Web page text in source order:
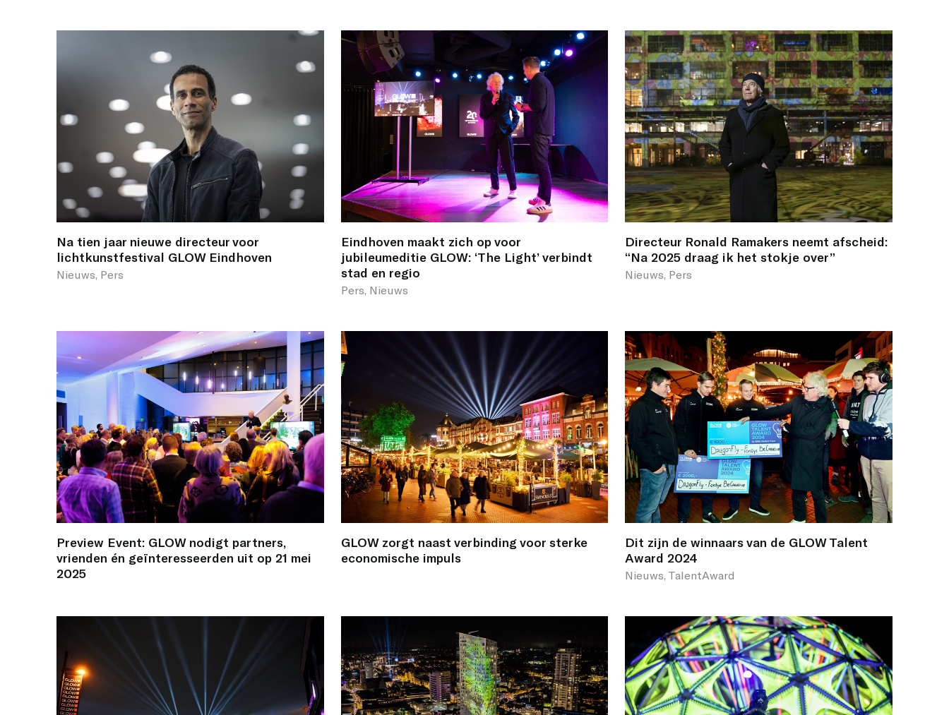
Na tien jaar nieuwe directeur voor
lichtkunstfestival GLOW Eindhoven
Nieuws, Pers
Eindhoven maakt zich op voor
jubileumeditie GLOW: ‘The Light’ verbindt
stad en regio
Pers, Nieuws
Directeur Ronald Ramakers neemt afscheid:
“Na 2025 draag ik het stokje over”
Nieuws, Pers
Preview Event: GLOW nodigt partners,
vrienden én geïnteresseerden uit op 21 mei
2025
GLOW zorgt naast verbinding voor sterke
economische impuls
Dit zijn de winnaars van de GLOW Talent
Award 2024
Nieuws, TalentAward